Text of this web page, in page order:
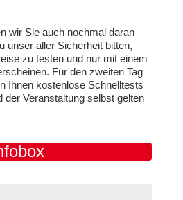
wir Sie auch nochmal daran
unser aller Sicherheit bitten,
zu testen und nur mit einem
Für den zweiten Tag
Ihnen kostenlose Schnelltests
der Veranstaltung selbst gelten